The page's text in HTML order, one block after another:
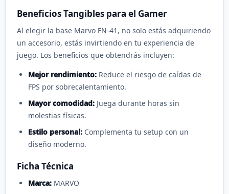
Beneficios Tangibles para el Gamer
Al elegir la base Marvo FN-41, no solo estás adquiriendo
un accesorio, estás invirtiendo en tu experiencia de
juego. Los beneficios que obtendrás incluyen:
Mejor rendimiento: Reduce el riesgo de caídas de
FPS por sobrecalentamiento.
Mayor comodidad: Juega durante horas sin
molestias físicas.
Estilo personal: Complementa tu setup con un
diseño moderno.
Ficha Técnica
Marca: MARVO